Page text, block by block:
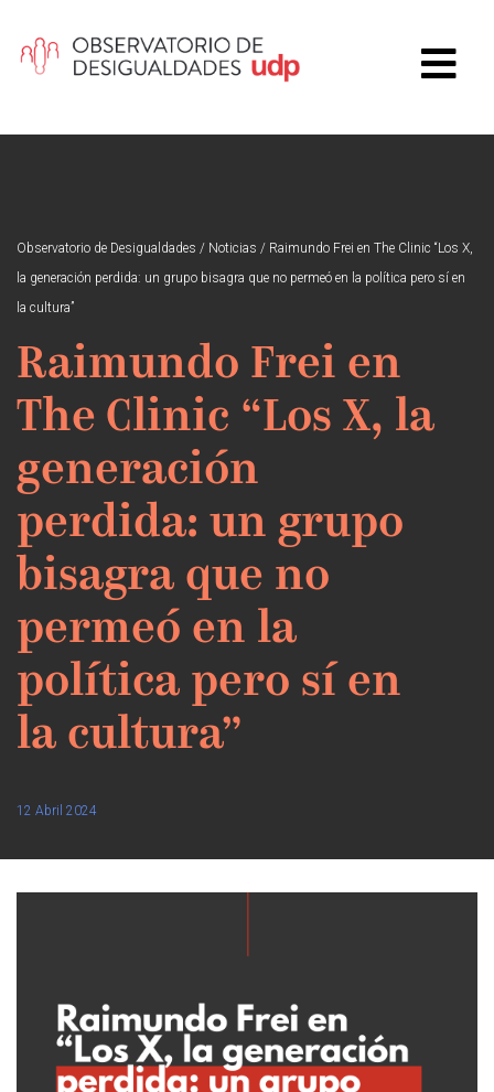
Observatorio de Desigualdades / Noticias / Raimundo Frei en The Clinic “Los X,
la generación perdida: un grupo bisagra que no permeó en la política pero sí en
la cultura”
Raimundo Frei en
The Clinic “Los X, la
generación
perdida: un grupo
bisagra que no
permeó en la
política pero sí en
la cultura”
12 Abril 2024